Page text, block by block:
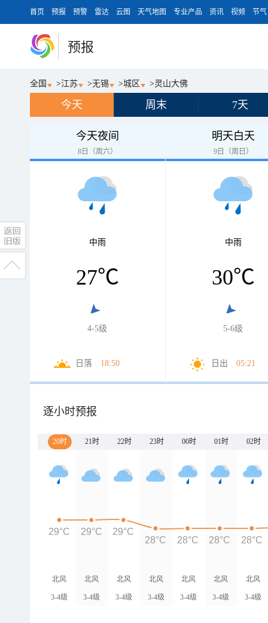
首页 预报 预警 雷达 云图 天气地图 专业产品 资讯 视频 节气
预报
全国 >江苏 >无锡 >城区 >灵山大佛
今天 周末 7天
今天夜间
8日（周六）
中雨
27℃
4-5级
日落 18:50
明天白天
9日（周日）
中雨
30℃
5-6级
日出 05:21
逐小时预报
20时 21时 22时 23时 00时 01时 02时
北风
3-4级
北风
3-4级
北风
3-4级
北风
3-4级
北风
3-4级
北风
3-4级
北风
3-4级
29°C 29°C
29°C
28°C
28°C 28°C 28°C